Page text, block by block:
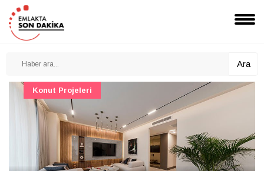
Ara
Konut Projeleri